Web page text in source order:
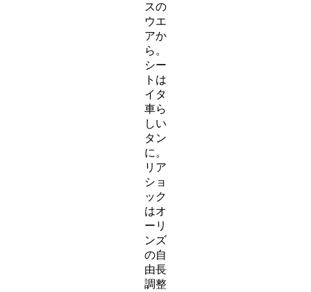
スの
ウエ
アか
ら。
シー
トは
イタ
車ら
しい
タン
に。
リア
ショ
ック
はオ
ーリ
ンズ
の自
由長
調整